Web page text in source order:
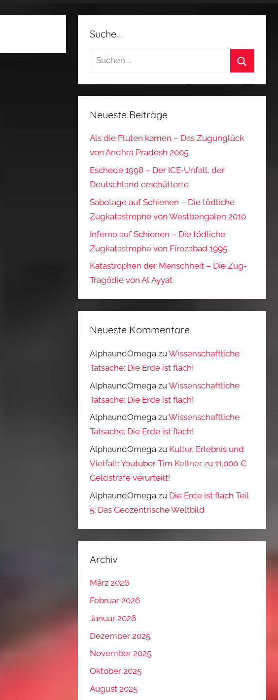
Suche…
Suchen
Neueste Beiträge
Als die Fluten kamen – Das Zugunglück
von Andhra Pradesh 2005
Eschede 1998 – Der ICE‑Unfall, der
Deutschland erschütterte
Sabotage auf Schienen – Die tödliche
Zugkatastrophe von Westbengalen 2010
Inferno auf Schienen – Die tödliche
Zugkatastrophe von Firozabad 1995
Katastrophen der Menschheit – Die Zug-
Tragödie von Al Ayyat
Neueste Kommentare
AlphaundOmega zuWissenschaftliche
Tatsache: Die Erde ist flach!
AlphaundOmega zuWissenschaftliche
Tatsache: Die Erde ist flach!
AlphaundOmega zuWissenschaftliche
Tatsache: Die Erde ist flach!
AlphaundOmega zu Kultur, Erlebnis und
Vielfalt: Youtuber Tim Kellner zu 11.000 €
Geldstrafe verurteilt!
AlphaundOmega zu Die Erde ist flach Teil
5: Das Geozentrische Weltbild
Archiv
März 2026
Februar 2026
Januar 2026
Dezember 2025
November 2025
Oktober 2025
August 2025